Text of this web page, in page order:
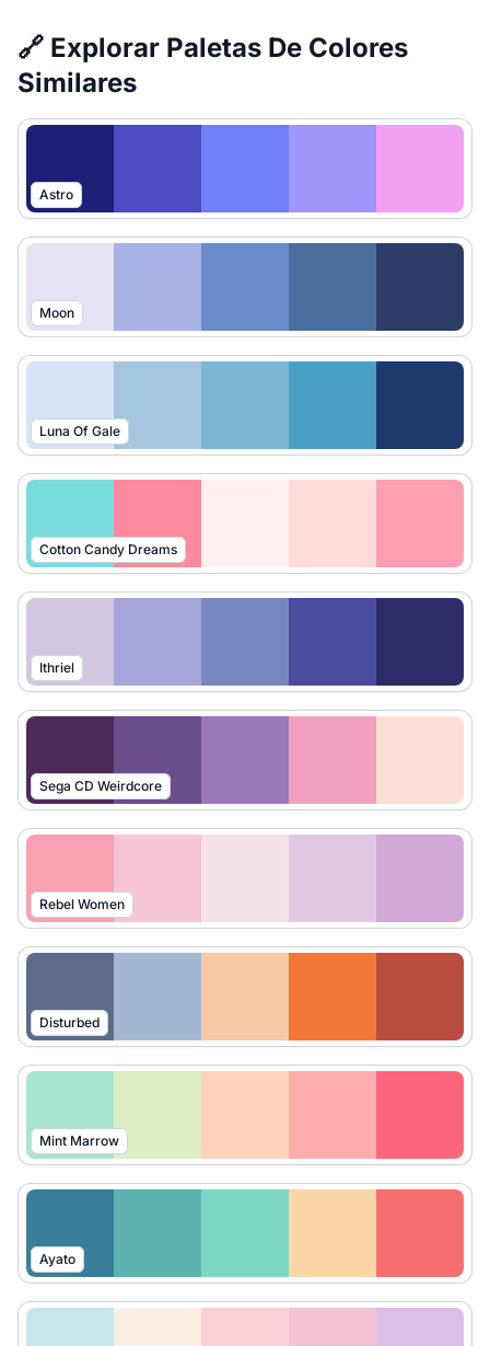
🔗 Explorar Paletas De Colores
Similares
Astro
Moon
Luna Of Gale
Cotton Candy Dreams
Ithriel
Sega CD Weirdcore
Rebel Women
Disturbed
Mint Marrow
Ayato